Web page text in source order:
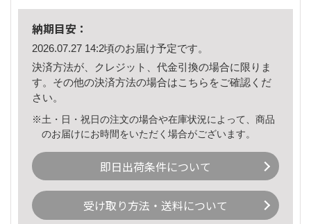
納期目安：
2026.07.27 14:2頃のお届け予定です。
決済方法が、クレジット、代金引換の場合に限りま
す。その他の決済方法の場合はこちら をご確認くだ
さい。
※土・日・祝日の注文の場合や在庫状況によって、商品
のお届けにお時間をいただく場合がございます。
即日出荷条件について
受け取り方法・送料について